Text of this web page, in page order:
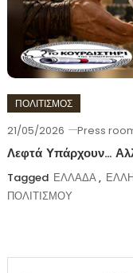
ΠΟΛΙΤΙΣΜΟΣ
21/05/2026 Press
Λεφτά Υπάρχουν…
Tagged ΕΛΛΑΔΑ,
ΠΟΛΙΤΙΣΜΟΥ